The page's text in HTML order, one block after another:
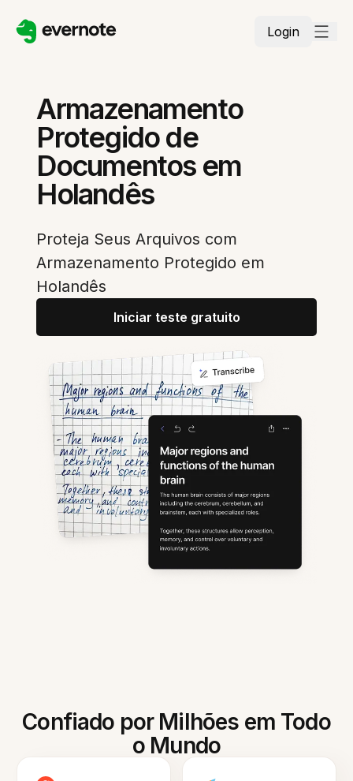
Login
Armazenamento
Protegido de
Documentos em
Holandês
Proteja Seus Arquivos com
Armazenamento Protegido em
Holandês
Iniciar teste gratuito
Confiado por Milhões em Todo
o Mundo